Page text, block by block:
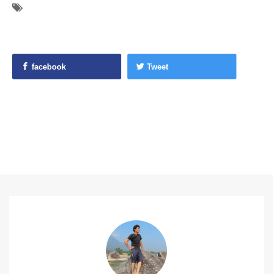
facebook Tweet